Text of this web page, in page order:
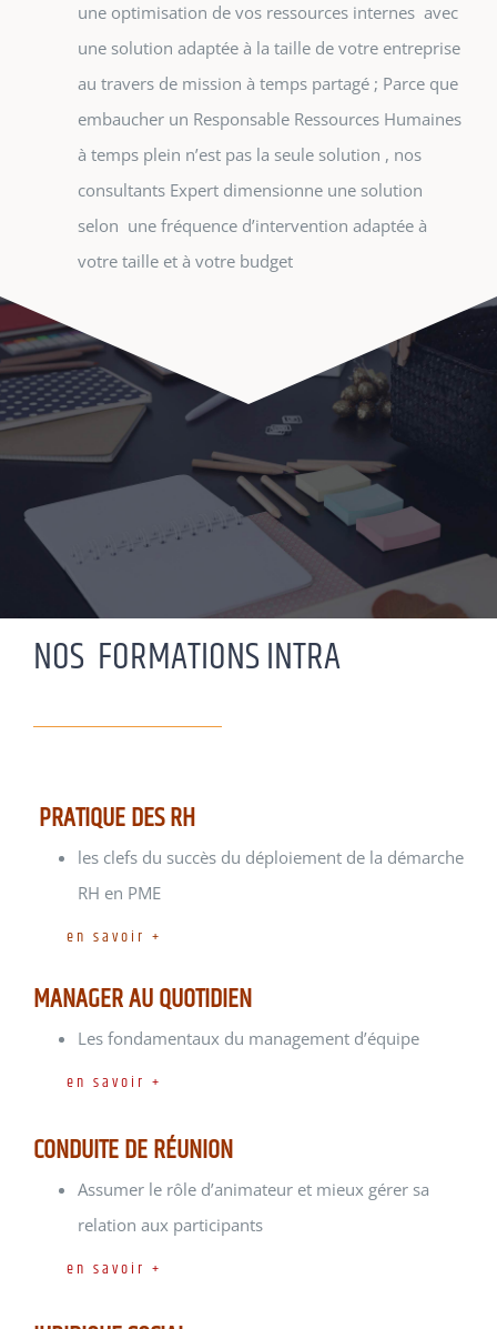
une optimisation de vos ressources internes avec
une solution adaptée à la taille de votre entreprise
au travers de mission à temps partagé ; Parce que
embaucher un Responsable Ressources Humaines
à temps plein n’est pas la seule solution , nos
consultants Expert dimensionne une solution
selon une fréquence d’intervention adaptée à
votre taille et à votre budget
NOS FORMATIONS INTRA
PRATIQUE DES RH
les clefs du succès du déploiement de la démarche
RH en PME
en savoir +
MANAGER AU QUOTIDIEN
Les fondamentaux du management d’équipe
en savoir +
CONDUITE DE RÉUNION
Assumer le rôle d’animateur et mieux gérer sa
relation aux participants
en savoir +